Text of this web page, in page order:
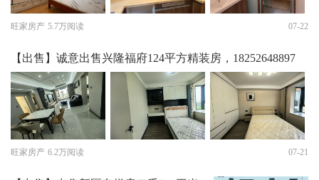
旺家房产 5.7万阅读 07-22
【出售】诚意出售兴隆福府124平方精装房，18252648897
旺家房产 6.2万阅读 07-21